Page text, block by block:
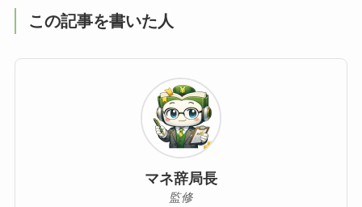
この記事を書いた人
マネ辞局長
監修